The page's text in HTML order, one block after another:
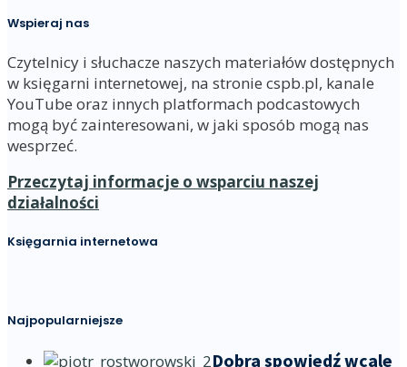
Wspieraj nas
Czytelnicy i słuchacze naszych materiałów dostępnych
w księgarni internetowej, na stronie cspb.pl, kanale
YouTube oraz innych platformach podcastowych
mogą być zainteresowani, w jaki sposób mogą nas
wesprzeć.
Przeczytaj informacje o wsparciu naszej
działalności
Księgarnia internetowa
Najpopularniejsze
Dobra spowiedź wcale